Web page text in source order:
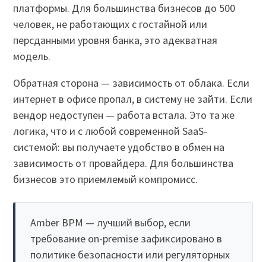
платформы. Для большинства бизнесов до 500
человек, не работающих с гостайной или
персданными уровня банка, это адекватная
модель.
Обратная сторона — зависимость от облака. Если
интернет в офисе пропал, в систему не зайти. Если
вендор недоступен — работа встала. Это та же
логика, что и с любой современной SaaS-
системой: вы получаете удобство в обмен на
зависимость от провайдера. Для большинства
бизнесов это приемлемый компромисс.
Amber BPM — лучший выбор, если
требование on-premise зафиксировано в
политике безопасности или регуляторных